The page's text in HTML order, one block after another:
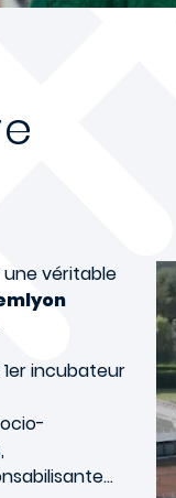
une véritable
incubateur